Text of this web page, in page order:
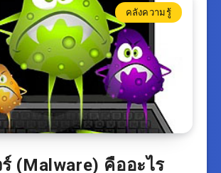
คลังความรู้
(Malware) คืออะไร